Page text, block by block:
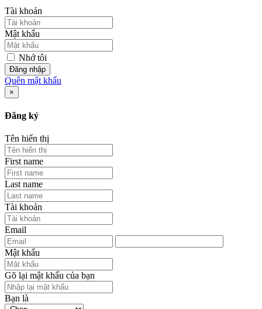
Tài khoản
Mật khẩu
Nhớ tôi
Đăng nhập
Quên mật khẩu
×
Đăng ký
Tên hiển thị
First name
Last name
Tài khoản
Email
Mật khẩu
Gõ lại mật khẩu của bạn
Bạn là